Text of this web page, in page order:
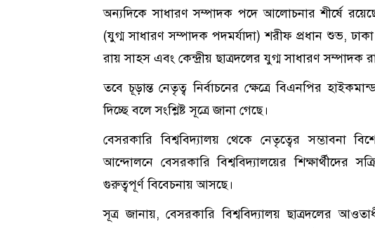
অন্যদিকে সাধারণ সম্পাদক পদে আলোচনার শীর্ষে
(যুগ্ম সাধারণ সম্পাদক পদমর্যাদা) শরীফ প্রধান শুভ, ঢাকা
রায় সাহস এবং কেন্দ্রীয় ছাত্রদলের যুগ্ম সাধারণ সম্পাদক
তবে চূড়ান্ত নেতৃত্ব নির্বাচনের ক্ষেত্রে বিএনপির
দিচ্ছে বলে সংশ্লিষ্ট সূত্রে জানা গেছে।
বেসরকারি বিশ্ববিদ্যালয় থেকে নেতৃত্বের সম্ভাবনা
আন্দোলনে বেসরকারি বিশ্ববিদ্যালয়ের শিক্ষার্থীদের
গুরুত্বপূর্ণ বিবেচনায় আসছে।
সূত্র জানায়, বেসরকারি বিশ্ববিদ্যালয় ছাত্রদলের